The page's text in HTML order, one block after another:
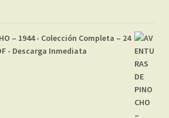
– 1944 - Colección Completa – 24
- Descarga Inmediata